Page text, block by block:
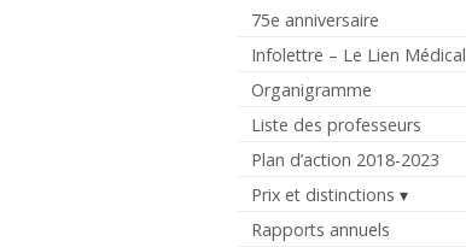
75e anniversaire
Infolettre – Le Lien Médical
Organigramme
Liste des professeurs
Plan d’action 2018-2023
Prix et distinctions
Rapports annuels